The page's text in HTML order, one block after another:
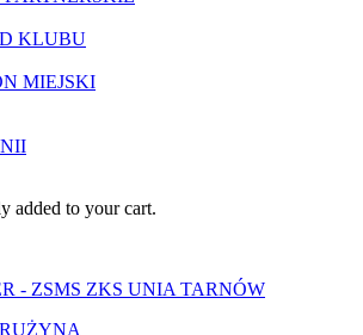
KLUBU
MIEJSKI
added to your cart.
- ZSMS ZKS UNIA TARNÓW